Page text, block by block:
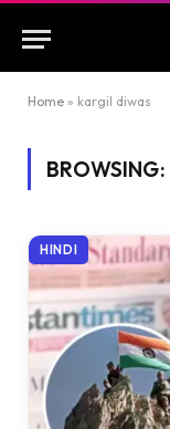
Home » kargil diwas
BROWSING:
HINDI